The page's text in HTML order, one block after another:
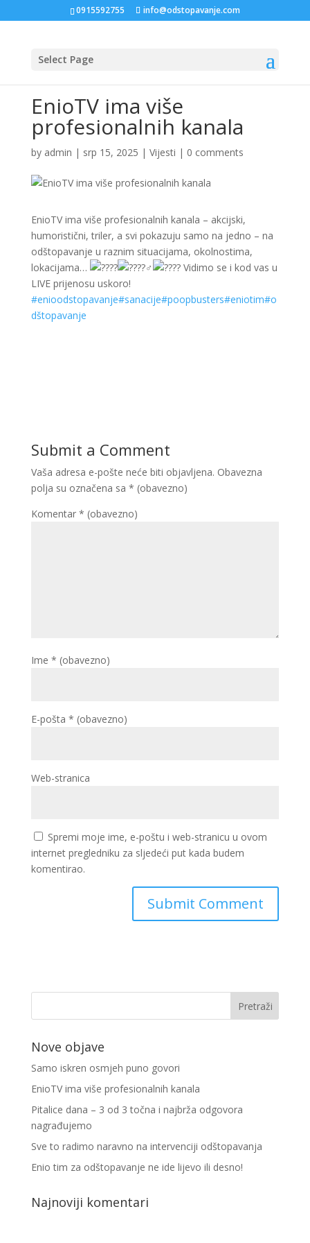
0915592755 info@odstopavanje.com
Select Page
EnioTV ima više
profesionalnih kanala
by admin | srp 15, 2025 | Vijesti | 0 comments
EnioTV ima više profesionalnih kanala – akcijski,
humoristični, triler, a svi pokazuju samo na jedno – na
odštopavanje u raznim situacijama, okolnostima,
lokacijama…
Vidimo se i kod vas u
LIVE prijenosu uskoro!
#enioodstopavanje#sanacije#poopbusters#eniotim#o
dštopavanje
Submit a Comment
Vaša adresa e-pošte neće biti objavljena. Obavezna
polja su označena sa * (obavezno)
Komentar * (obavezno)
Ime * (obavezno)
E-pošta * (obavezno)
Web-stranica
Spremi moje ime, e-poštu i web-stranicu u ovom
internet pregledniku za sljedeći put kada budem
komentirao.
Nove objave
Samo iskren osmjeh puno govori
EnioTV ima više profesionalnih kanala
Pitalice dana – 3 od 3 točna i najbrža odgovora
nagrađujemo
Sve to radimo naravno na intervenciji odštopavanja
Enio tim za odštopavanje ne ide lijevo ili desno!
Najnoviji komentari